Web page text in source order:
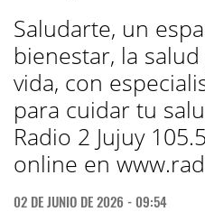
Saludarte, un
bienestar, la
vida, con
para cuidar tu
Radio 2 Jujuy
online en
02 DE JUNIO DE 2026 - 09:54